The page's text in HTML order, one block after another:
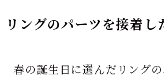
リングのパーツを接着し
春の誕生日に選んだリング